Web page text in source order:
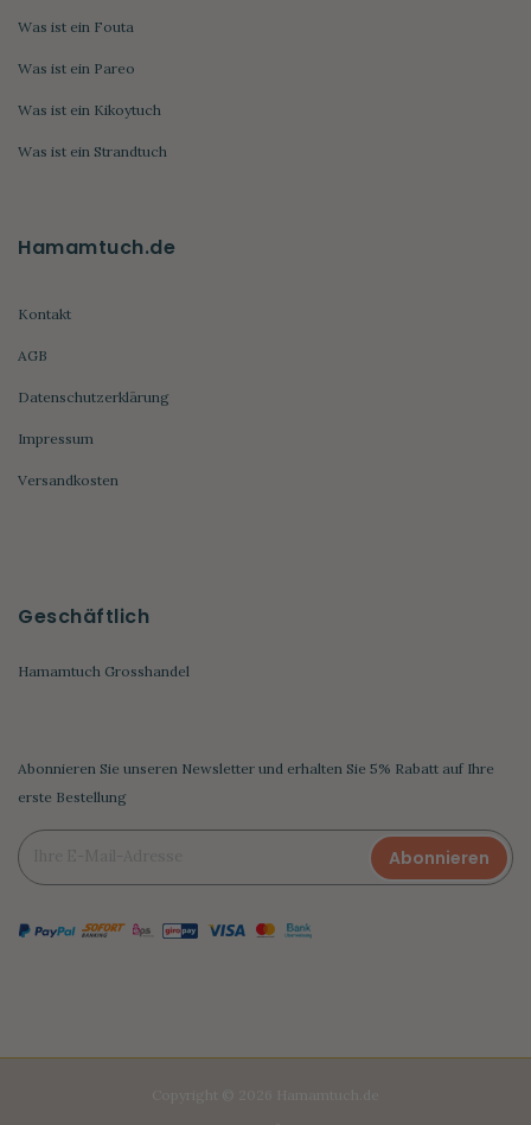
Was ist ein Fouta
Was ist ein Pareo
Was ist ein Kikoytuch
Was ist ein Strandtuch
Hamamtuch.de
Kontakt
AGB
Datenschutzerklärung
Impressum
Versandkosten
Geschäftlich
Hamamtuch Grosshandel
Abonnieren Sie unseren Newsletter und erhalten Sie 5% Rabatt auf Ihre
erste Bestellung
Abonnieren